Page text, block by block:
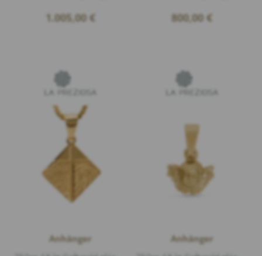
1.005,00 € 800,00 €
Anhänger
Anhänger